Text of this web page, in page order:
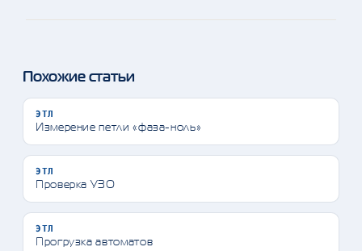
Похожие статьи
ЭТЛ
Измерение петли «фаза-ноль»
ЭТЛ
Проверка УЗО
ЭТЛ
Прогрузка автоматов